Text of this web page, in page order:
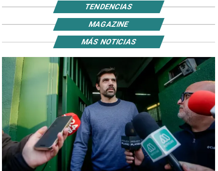
TENDENCIAS
MAGAZINE
MÁS NOTICIAS